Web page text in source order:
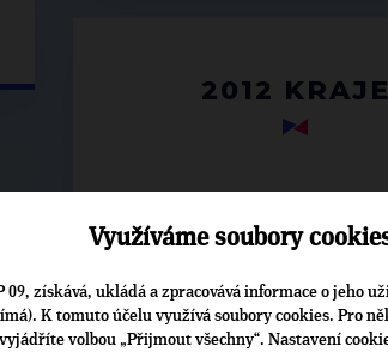
2012 KRAJE
Využíváme soubory
09, získává, ukládá a zpracovává informace o jeho
K tomuto účelu využívá soubory cookies. Pro
volbou „Přijmout všechny“. Nastavení